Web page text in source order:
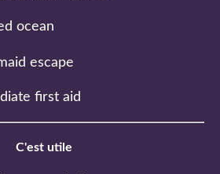
ocean
escape
first aid
C'est utile